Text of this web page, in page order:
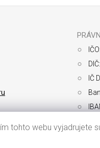
tohto webu vyjadrujete
IČ